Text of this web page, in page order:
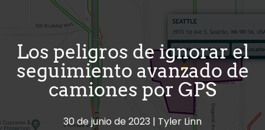
Los peligros de ignorar el
seguimiento avanzado de
camiones por GPS
30 de junio de 2023 Tyler Linn